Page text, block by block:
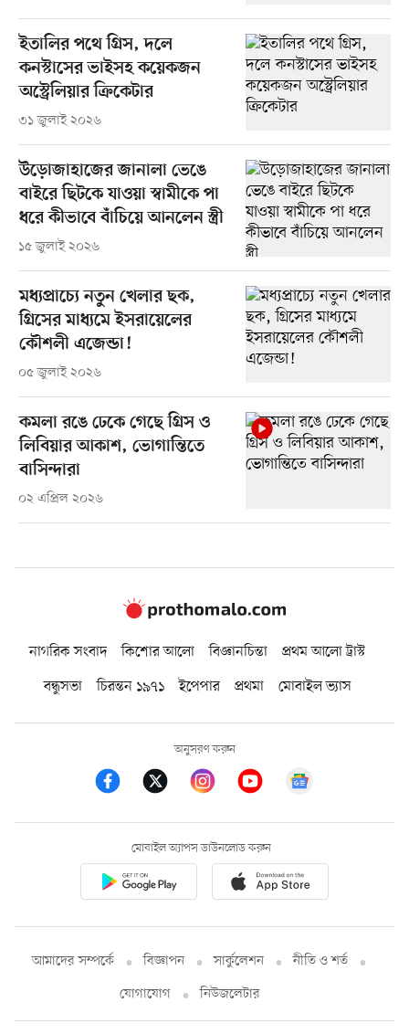
ইতালির পথে গ্রিস, দলে
কনস্টাসের ভাইসহ কয়েকজন
অস্ট্রেলিয়ার ক্রিকেটার
৩১ জুলাই ২০২৬
উড়োজাহাজের জানালা ভেঙে
বাইরে ছিটকে যাওয়া স্বামীকে পা
ধরে কীভাবে বাঁচিয়ে আনলেন স্ত্রী
১৫ জুলাই ২০২৬
মধ্যপ্রাচ্যে নতুন খেলার ছক,
গ্রিসের মাধ্যমে ইসরায়েলের
কৌশলী এজেন্ডা!
০৫ জুলাই ২০২৬
কমলা রঙে ঢেকে গেছে গ্রিস ও
লিবিয়ার আকাশ, ভোগান্তিতে
বাসিন্দারা
০২ এপ্রিল ২০২৬
নাগরিক সংবাদ কিশোর আলো বিজ্ঞানচিন্তা
প্রথম আলো ট্রাস্ট
বন্ধুসভা
চিরন্তন ১৯৭১ ইপেপার প্রথমা মোবাইল ভ্যাস
অনুসরণ করুন
মোবাইল অ্যাপস ডাউনলোড করুন
আমাদের সম্পর্কে বিজ্ঞাপন সার্কুলেশন
নীতি ও শর্ত
যোগাযোগ
নিউজলেটার